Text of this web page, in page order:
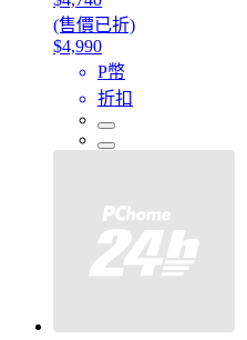
(售價已折)
$4,990
P幣
折扣